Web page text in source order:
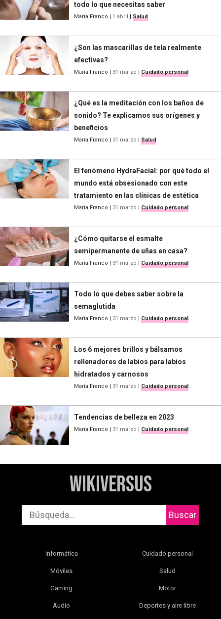
todo lo que necesitas saber
María Franco 1 abril Salud
¿Son las mascarillas de tela realmente
efectivas?
María Franco 31 marzo Cuidado personal
¿Qué es la meditación con los baños de
sonido? Te explicamos sus orígenes y
beneficios
María Franco 31 marzo Salud
El fenómeno HydraFacial: por qué todo el
mundo está obsesionado con este
tratamiento en las clínicas de estética
María Franco 31 marzo Cuidado personal
¿Cómo quitarse el esmalte
semipermanente de uñas en casa?
María Franco 31 marzo Cuidado personal
Todo lo que debes saber sobre la
semaglutida
María Franco 31 marzo Cuidado personal
Los 6 mejores brillos y bálsamos
rellenadores de labios para labios
hidratados y carnosos
María Franco 31 marzo Cuidado personal
Tendencias de belleza en 2023
María Franco 31 marzo Cuidado personal
WikiVersus
Buscar
Informática
Móviles
Gaming
Audio
Cuidado personal
Salud
Motor
Deportes y aire libre